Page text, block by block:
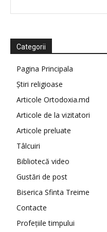
Categorii
Pagina Principala
Știri religioase
Articole Ortodoxia.md
Articole de la vizitatori
Articole preluate
Tâlcuiri
Bibliotecă video
Gustări de post
Biserica Sfinta Treime
Contacte
Profețiile timpului